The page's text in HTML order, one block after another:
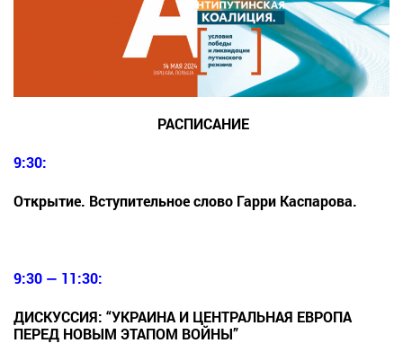
РАСПИСАНИЕ
9:30:
Открытие. Вступительное слово Гарри Каспарова.
9:30 — 11:30:
ДИСКУССИЯ: “УКРАИНА И ЦЕНТРАЛЬНАЯ ЕВРОПА
ПЕРЕД НОВЫМ ЭТАПОМ ВОЙНЫ”